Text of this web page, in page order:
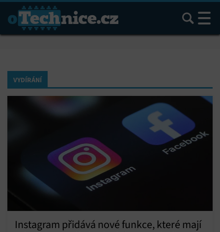
Hledat
VYDÍRÁNÍ
Instagram přidává nové funkce, které mají